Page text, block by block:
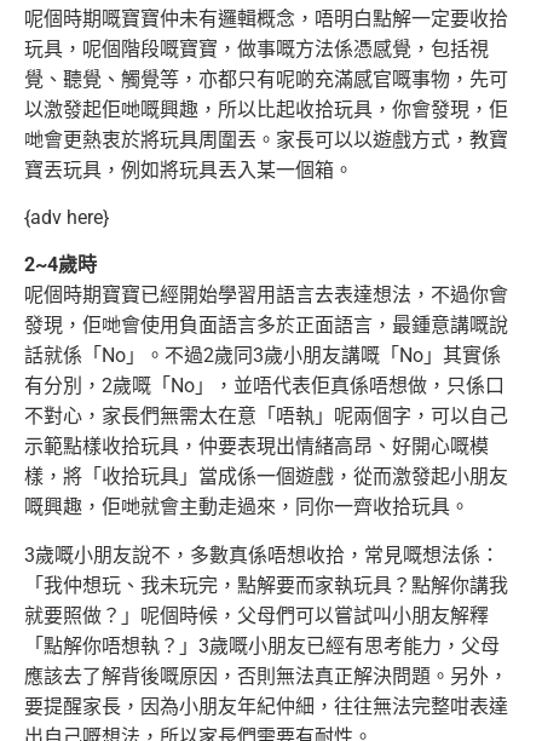
呢個時期嘅寶寶仲未有邏輯概念，唔明白點解一定要收拾
玩具，呢個階段嘅寶寶，做事嘅方法係憑感覺，包括視
覺、聽覺、觸覺等，亦都只有呢啲充滿感官嘅事物，先可
以激發起佢哋嘅興趣，所以比起收拾玩具，你會發現，佢
哋會更熱衷於將玩具周圍丟。家長可以以遊戲方式，教寶
寶丟玩具， 例如將玩具丟入某一個箱。
{adv here}
2~4歲時
呢個時期寶寶已經開始學習用語言去表達想法，不過你會
發現，佢哋會使用負面語言多於正面語言，最鍾意講嘅說
話就係「No」。不過2歲同3歲小朋友講嘅「No」其實係
有分別，2歲嘅「No」，並唔代表佢真係唔想做，只係口
不對心，家長們無需太在意「唔執」呢兩個字，可以自己
示範點樣收拾玩具，仲要表現出情緒高昂、好開心嘅模
樣，將「收拾玩具」當成係一個遊戲，從而激發起小朋友
嘅興趣，佢哋就會主動走過來，同你一齊收拾玩具。
3歲嘅小朋友說不，多數真係唔想收拾，常見嘅想法係：
「我仲想玩、我未玩完，點解要而家執玩具？點解你講我
就要照做？」呢個時候， 父母們可以嘗試叫小朋友解釋
「點解你唔想執？」3歲嘅小朋友已經有思考能力，父母
應該去了解背後嘅原因，否則無法真正解決問題。 另外，
要提醒家長，因為小朋友年紀仲細，往往無法完整咁表達